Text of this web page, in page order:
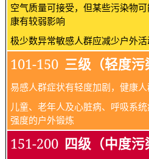
空气质量可接受，但某些污染物
康有较弱影响
极少数异常敏感人群应减少户外
101-150 三级（轻度污
易感人群症状有轻度加剧，健康
儿童、老年人及心脏病、呼吸系
强度的户外锻炼
151-200 四级（中度污